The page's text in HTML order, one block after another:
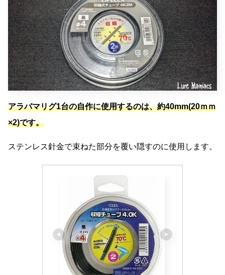
アラバマリグ1台の自作に使用するのは、約40mm(20ｍｍ
×2)です。
ステンレス針金で束ねた部分を覆い隠すのに使用します。